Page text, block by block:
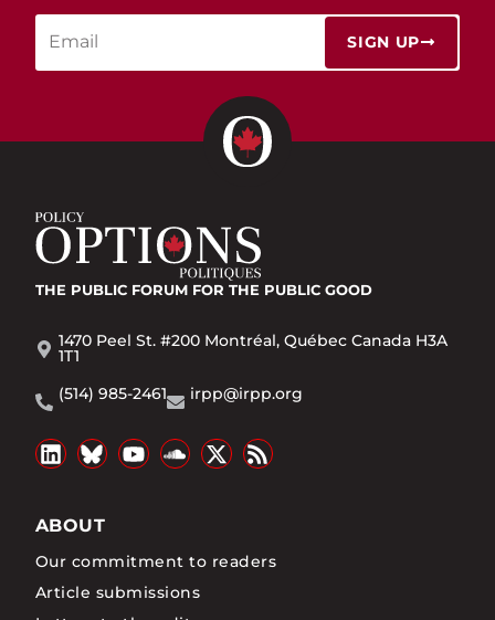
SIGN UP
THE PUBLIC FORUM FOR THE PUBLIC GOOD
1470 Peel St. #200 Montréal, Québec Canada H3A
1T1
(514) 985-2461
irpp@irpp.org
ABOUT
Our commitment to readers
Article submissions